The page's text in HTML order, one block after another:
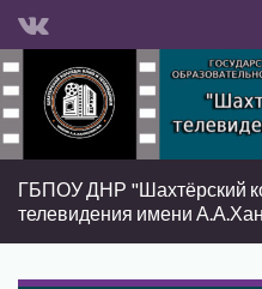
Search for:
ГБПОУ ДНР "Шахтёрский
телевидения имени